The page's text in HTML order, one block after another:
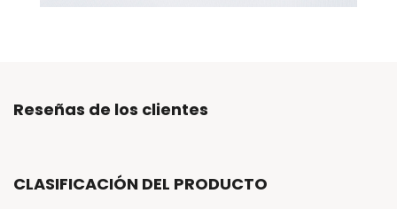
Reseñas de los clientes
CLASIFICACIÓN DEL PRODUCTO